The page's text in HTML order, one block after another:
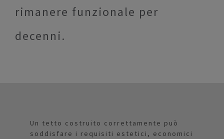
rimanere funzionale per
decenni.
Un tetto costruito correttamente può
soddisfare i requisiti estetici, economici